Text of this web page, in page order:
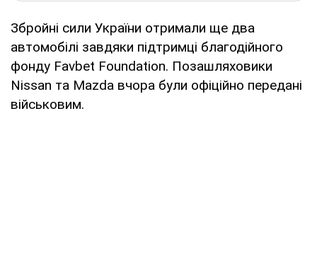
Збройні сили України отримали ще два
автомобілі завдяки підтримці благодійного
фонду Favbet Foundation. Позашляховики
Nissan та Mazda вчора були офіційно передані
військовим.